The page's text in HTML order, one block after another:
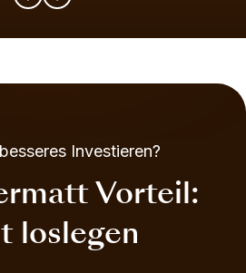
Investieren?
Vorteil:
loslegen